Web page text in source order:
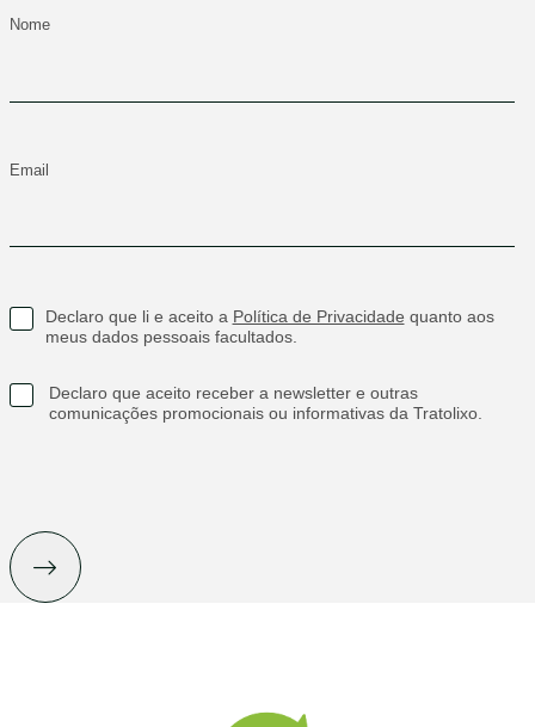
Nome
Email
Declaro que li e aceito a Política de Privacidade quanto aos
meus dados pessoais facultados.
Declaro que aceito receber a newsletter e outras
comunicações promocionais ou informativas da Tratolixo.